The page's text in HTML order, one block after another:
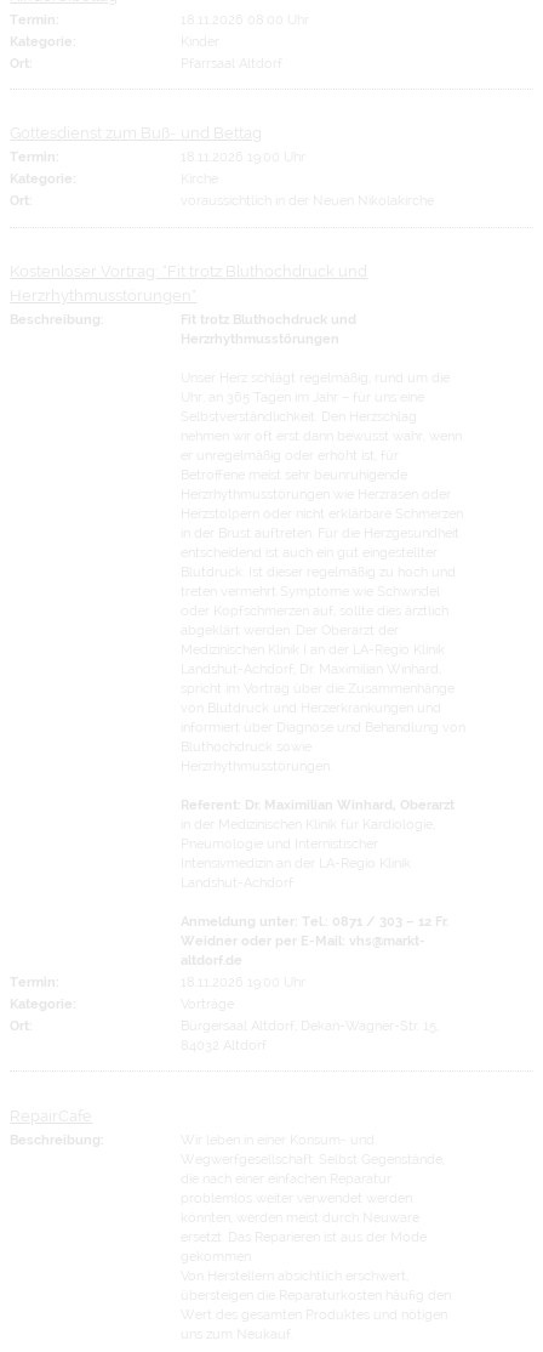
Termin:
18.11.2026 08:00 Uhr
Kategorie:
Ort:
Pfarrsaal Altdorf
Gottesdienst zum Buß- und Bettag
Termin:
18.11.2026 19:00 Uhr
Kategorie:
Ort:
voraussichtlich in der Neuen Nikolakirche
Kostenloser Vortrag: "Fit trotz Bluthochdruck und
Herzrhythmusstörungen"
Beschreibung:
Fit trotz Bluthochdruck und
Herzrhythmusstörungen
Unser Herz schlägt regelmäßig, rund um die
Uhr, an 365 Tagen im Jahr – für uns eine
Selbstverständlichkeit. Den Herzschlag
nehmen wir oft erst dann bewusst wahr, wenn
er unregelmäßig oder erhöht ist, für
Betroffene meist sehr beunruhigende
Herzrhythmusstörungen wie Herzrasen oder
Herzstolpern oder nicht erklärbare Schmerzen
in der Brust auftreten. Für die Herzgesundheit
entscheidend ist auch ein gut eingestellter
Blutdruck: Ist dieser regelmäßig zu hoch und
treten vermehrt Symptome wie Schwindel
oder Kopfschmerzen auf, sollte dies ärztlich
abgeklärt werden. Der Oberarzt der
Medizinischen Klinik I an der LA-Regio Klinik
Landshut-Achdorf, Dr. Maximilian Winhard,
spricht im Vortrag über die Zusammenhänge
von Blutdruck und Herzerkrankungen und
informiert über Diagnose und Behandlung von
Bluthochdruck sowie
Herzrhythmusstörungen.
Referent: Dr. Maximilian Winhard, Oberarzt
in der Medizinischen Klinik für Kardiologie,
Pneumologie und Internistischer
Intensivmedizin an der LA-Regio Klinik
Landshut-Achdorf
Anmeldung unter: Tel.: 0871 / 303 – 12 Fr.
Weidner oder per E-Mail: vhs@markt-
altdorf.de
Termin:
18.11.2026 19:00 Uhr
Kategorie:
Vorträge
Ort:
Bürgersaal Altdorf, Dekan-Wagner-Str. 15,
84032 Altdorf
Beschreibung:
Wegwerfgesellschaft. Selbst Gegenstände,
die nach einer einfachen Reparatur
problemlos weiter verwendet werden
könnten, werden meist durch Neuware
ersetzt. Das Reparieren ist aus der Mode
Von Herstellern absichtlich erschwert,
übersteigen die Reparaturkosten häufig den
Wert des gesamten Produktes und nötigen
uns zum Neukauf.